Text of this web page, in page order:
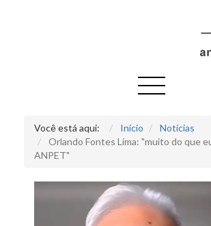
Você está aqui: Início
Notícias
Orlando Fontes Lima: "muito do que
ANPET"